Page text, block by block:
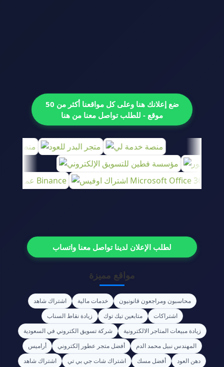
ضع إعلانك هنا وعلى كل مواقعنا أكثر من 50
موقع - للطلب تواصل معنا من هنا
لطلب الإعلان لدينا تواصل معنا واتساب
مواقع مميزة
محاسبون ومراجعون قانونيون خدمات مالية
اشتراك شاهد
اشتراكات
متابعين تيك توك
زيادة نقاط السناب
زيادة مبيعات المتاجر الالكترونية
شركة تسويق الكتروني في السعودية
المهندس نبيل محمد الدم
أفضل متجر عطور إلكتروني
أراميس
دهن العود
أفضل مسك اشتراك شات جي بي تي
اشتراك شاهد